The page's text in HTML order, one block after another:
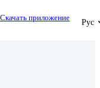
Скачать приложение
Рус